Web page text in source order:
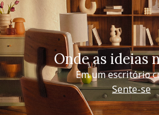
Onde as ideias
Em um escritório
Sente-se